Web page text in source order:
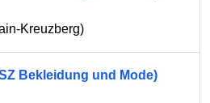
Kreuzberg)
Bekleidung und Mode)